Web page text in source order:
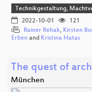
Technikgestaltung,
2022-10-01
121
Rainer Rehak, Kirsten
Erben and Kristina Hatas
The quest of
München